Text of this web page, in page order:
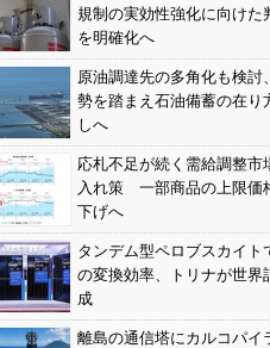
規制の実効性強化に向けた
を明確化へ
原油調達先の多角化も検討
勢を踏まえ石油備蓄の在り
しへ
応札不足が続く需給調整市
入れ策 一部商品の上限価
下げへ
タンデム型ペロブスカイト
の変換効率、トリナが世界
成
離島の通信塔にカルコパイ